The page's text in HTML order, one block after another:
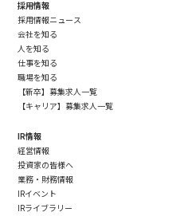
採用情報
採用情報ニュース
会社を知る
人を知る
仕事を知る
職場を知る
【新卒】募集求人一覧
【キャリア】募集求人一覧
IR情報
経営情報
投資家の皆様へ
業務・財務情報
IRイベント
IRライブラリー